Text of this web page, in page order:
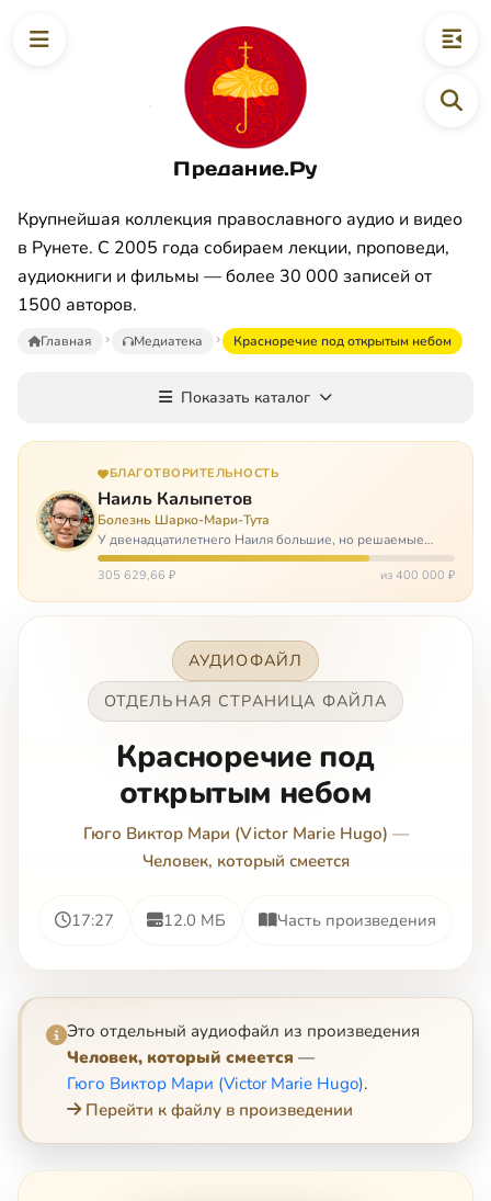
Предание.Ру
Крупнейшая коллекция православного аудио и видео
в Рунете. С 2005 года собираем лекции, проповеди,
аудиокниги и фильмы — более 30 000 записей от
1500 авторов.
Главная Медиатека Красноречие под открытым небом
Показать каталог
БЛАГОТВОРИТЕЛЬНОСТЬ
Наиль Калыпетов
Болезнь Шарко-Мари-Тута
У двенадцатилетнего Наиля большие, но решаемые
проблемы. Он болен редкой болезнью, которая ставит
перед ним множество непростых задача, угрожая в
305 629,66 ₽ из 400 000 ₽
АУДИОФАЙЛ
ОТДЕЛЬНАЯ СТРАНИЦА ФАЙЛА
Красноречие под
открытым небом
Гюго Виктор Мари (Victor Marie Hugo) —
Человек, который смеется
17:27 12.0 МБ Часть произведения
Это отдельный аудиофайл из произведения
Человек, который смеется —
Гюго Виктор Мари (Victor Marie Hugo).
Перейти к файлу в произведении